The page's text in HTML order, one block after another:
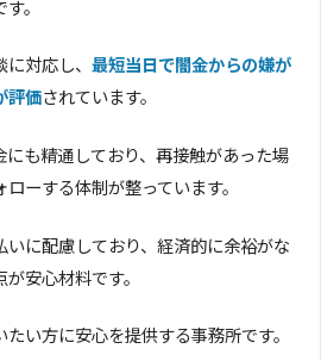
。
対応し、 最短当日で闇金からの嫌が
評価されています。
も精通しており、再接触があった場
ーする体制が整っています。
に配慮しており、経済的に余裕がな
安心材料です。
い方に安心を提供する事務所です。